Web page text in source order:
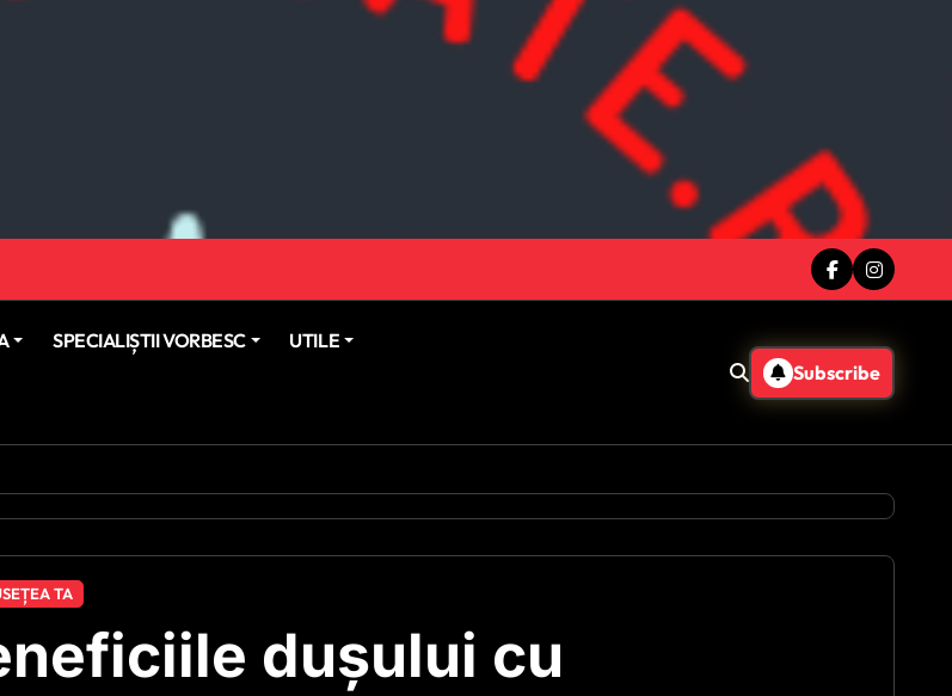
SPECIALIȘTII VORBESC UTILE
Subscribe
TA
dușului cu